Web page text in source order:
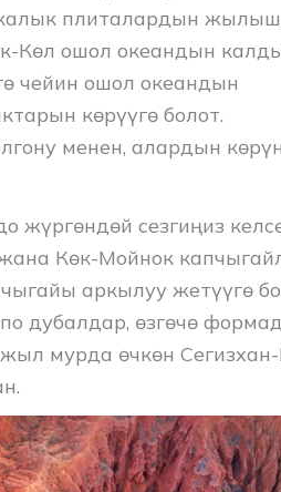
плиталардын
Көл ошол океандын
чейин ошол океандын
көрүүгө болот.
менен, алардын
жүргөндөй сезгиңиз
Көк-Мойнок
аркылуу жетүүгө
дубалдар, өзгөчө
мурда өчкөн